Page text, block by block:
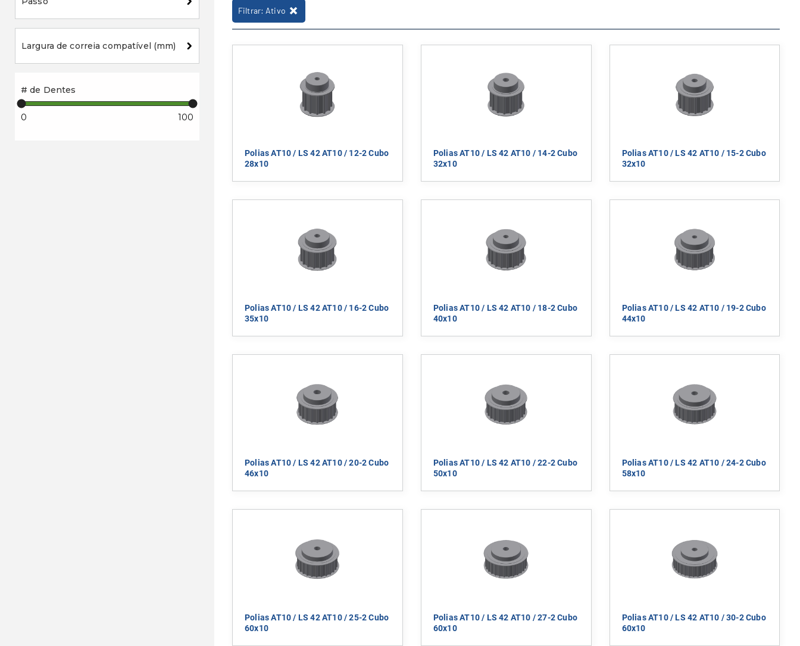
Largura de correia compatível (mm)
# de Dentes
0 100
Filtrar: Ativo
Polias AT10 / LS 42 AT10 / 12-2 Cubo
28x10
Polias AT10 / LS 42 AT10 / 14-2 Cubo
32x10
Polias AT10 / LS 42 AT10 / 15-2 Cubo
32x10
Polias AT10 / LS 42 AT10 / 16-2 Cubo
35x10
Polias AT10 / LS 42 AT10 / 18-2 Cubo
40x10
Polias AT10 / LS 42 AT10 / 19-2 Cubo
44x10
Polias AT10 / LS 42 AT10 / 20-2 Cubo
46x10
Polias AT10 / LS 42 AT10 / 22-2 Cubo
50x10
Polias AT10 / LS 42 AT10 / 24-2 Cubo
58x10
Polias AT10 / LS 42 AT10 / 25-2 Cubo
60x10
Polias AT10 / LS 42 AT10 / 27-2 Cubo
60x10
Polias AT10 / LS 42 AT10 / 30-2 Cubo
60x10